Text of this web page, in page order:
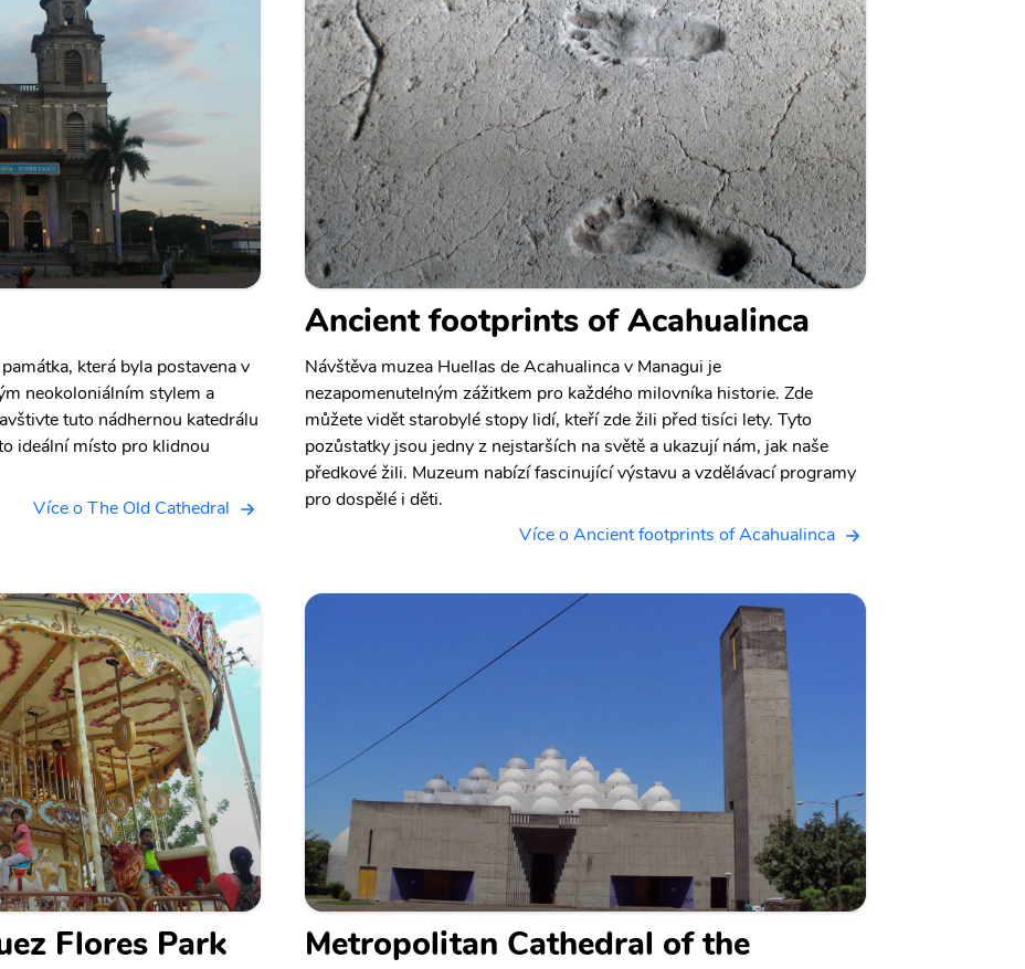
která byla postavena v
neokoloniálním stylem a
tuto nádhernou katedrálu
ideální místo pro klidnou
Více o The Old Cathedral
Ancient footprints of Acahualinca
Návštěva muzea Huellas de Acahualinca v Managui je
nezapomenutelným zážitkem pro každého milovníka historie. Zde
můžete vidět starobylé stopy lidí, kteří zde žili před tisíci lety. Tyto
pozůstatky jsou jedny z nejstarších na světě a ukazují nám, jak naše
předkové žili. Muzeum nabízí fascinující výstavu a vzdělávací programy
pro dospělé i děti.
Více o Ancient footprints of Acahualinca
Flores Park
Metropolitan Cathedral of the